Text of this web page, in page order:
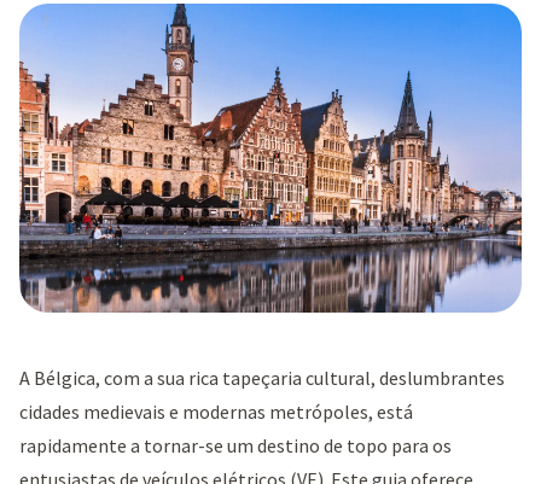
A Bélgica, com a sua rica tapeçaria cultural, deslumbrantes
cidades medievais e modernas metrópoles, está
rapidamente a tornar-se um destino de topo para os
entusiastas de veículos elétricos (VE). Este guia oferece